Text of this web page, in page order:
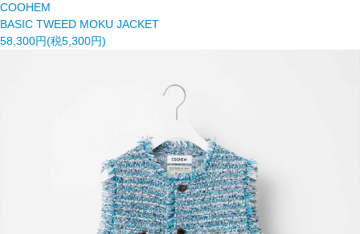
COOHEM
BASIC TWEED MOKU JACKET
58,300円(税5,300円)